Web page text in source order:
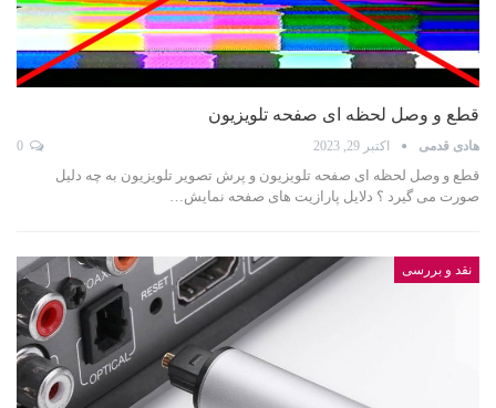
قطع و وصل لحظه ای صفحه تلویزیون
هادی قدمی اکتبر 29, 2023
قطع و وصل لحظه ای صفحه تلویزیون و پرش تصویر تلویزیون به چه دلیل
صورت می گیرد ؟ دلایل پارازیت های صفحه نمایش…
نقد و بررسی